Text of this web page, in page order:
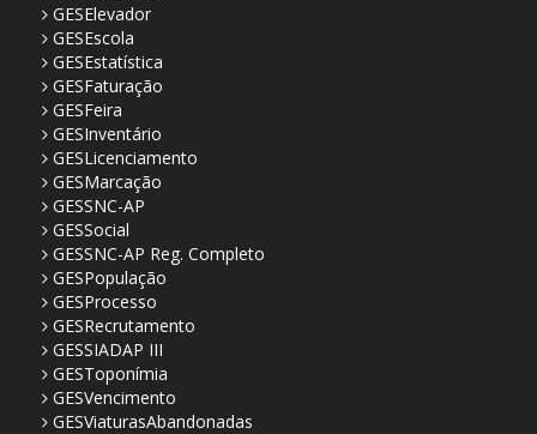
GESElevador
GESEscola
GESEstatística
GESFaturação
GESFeira
GESInventário
GESLicenciamento
GESMarcação
GESSNC-AP
GESSocial
GESSNC-AP Reg. Completo
GESPopulação
GESProcesso
GESRecrutamento
GESSIADAP III
GESToponímia
GESVencimento
GESViaturasAbandonadas